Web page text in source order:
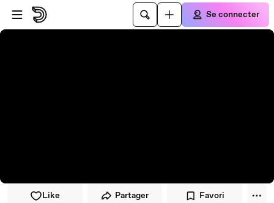
Passer au player
Passer au contenu principal
Se connecter
Like Partager Favori